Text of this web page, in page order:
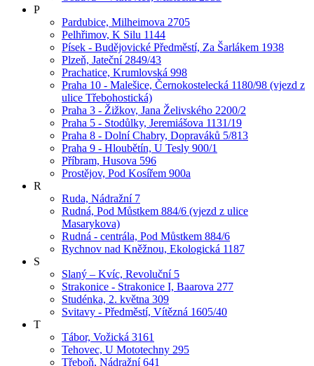
P
Pardubice, Milheimova 2705
Pelhřimov, K Silu 1144
Písek - Budějovické Předměstí, Za Šarlákem 1938
Plzeň, Jateční 2849/43
Prachatice, Krumlovská 998
Praha 10 - Malešice, Černokostelecká 1180/98 (vjezd z
ulice Třebohostická)
Praha 3 - Žižkov, Jana Želivského 2200/2
Praha 5 - Stodůlky, Jeremiášova 1131/19
Praha 8 - Dolní Chabry, Dopraváků 5/813
Praha 9 - Hloubětín, U Tesly 900/1
Příbram, Husova 596
Prostějov, Pod Kosířem 900a
R
Ruda, Nádražní 7
Rudná, Pod Můstkem 884/6 (vjezd z ulice
Masarykova)
Rudná - centrála, Pod Můstkem 884/6
Rychnov nad Kněžnou, Ekologická 1187
S
Slaný – Kvíc, Revoluční 5
Strakonice - Strakonice I, Baarova 277
Studénka, 2. května 309
Svitavy - Předměstí, Vítězná 1605/40
T
Tábor, Vožická 3161
Tehovec, U Mototechny 295
Třeboň, Nádražní 641